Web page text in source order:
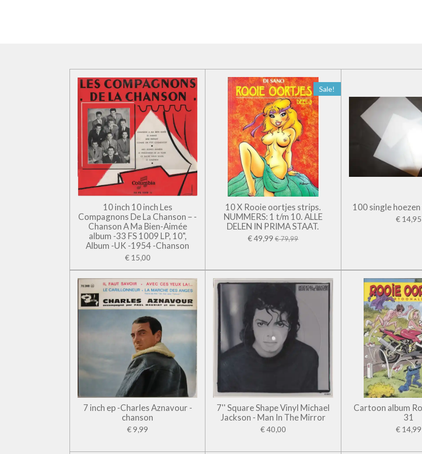
10 inch 10 inch Les
Compagnons De La Chanson – -
Chanson A Ma Bien-Aimée
album -33 FS 1009 LP, 10",
Album -UK -1954 -Chanson
€ 15,00
Sale!
10 X Rooie oortjes strips.
NUMMERS: 1 t/m 10. ALLE
DELEN IN PRIMA STAAT.
€ 49,99 € 79,99
100 single
€ 14,95
7 inch ep -Charles Aznavour -
chanson
€ 9,99
7'' Square Shape Vinyl Michael
Jackson - Man In The Mirror
€ 40,00
Cartoon album
31
€ 14,99